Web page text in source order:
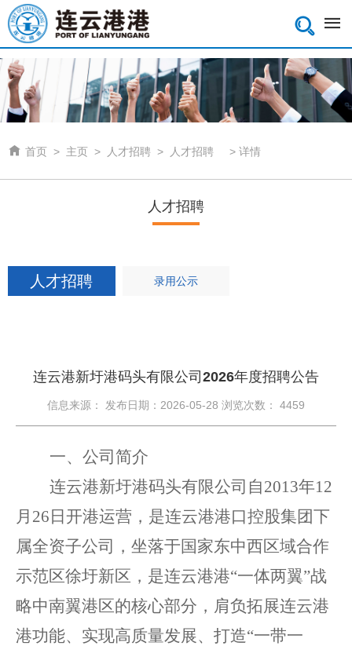

 首页 > 主页 > 人才招聘 > 人才招聘 > 详情
人才招聘
人才招聘 录用公示
连云港新圩港码头有限公司2026年度招聘公告
信息来源： 发布日期：2026-05-28 浏览次数： 4459
一、公司简介
连云港新圩港码头有限公司自2013年12
月26日开港运营，是连云港港口控股集团下
属全资子公司，坐落于国家东中西区域合作
示范区徐圩新区，是连云港港“一体两翼”战
略中南翼港区的核心部分，肩负拓展连云港
港功能、实现高质量发展、打造“一带一